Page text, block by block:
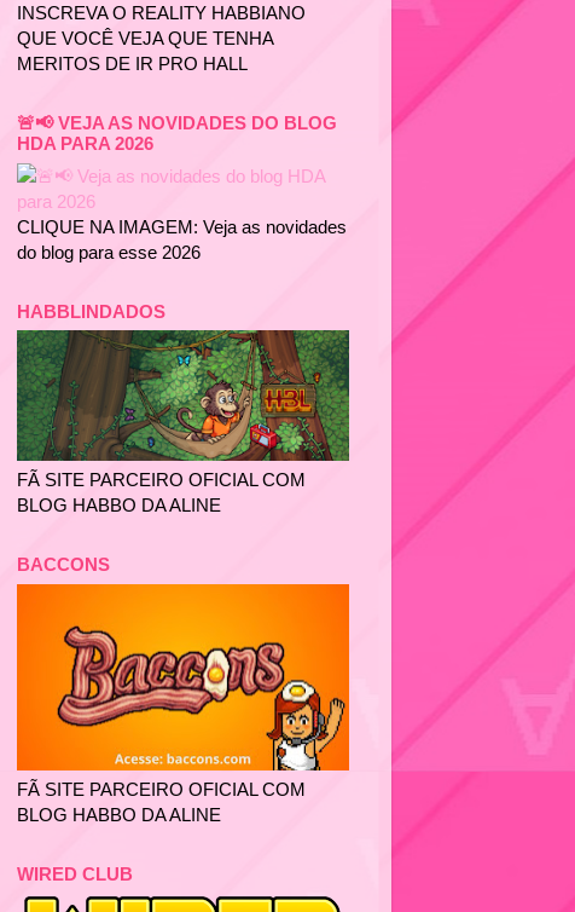
INSCREVA O REALITY HABBIANO
QUE VOCÊ VEJA QUE TENHA
MERITOS DE IR PRO HALL
🚨📢 VEJA AS NOVIDADES DO BLOG
HDA PARA 2026
CLIQUE NA IMAGEM: Veja as novidades
do blog para esse 2026
HABBLINDADOS
FÃ SITE PARCEIRO OFICIAL COM
BLOG HABBO DA ALINE
BACCONS
FÃ SITE PARCEIRO OFICIAL COM
BLOG HABBO DA ALINE
WIRED CLUB